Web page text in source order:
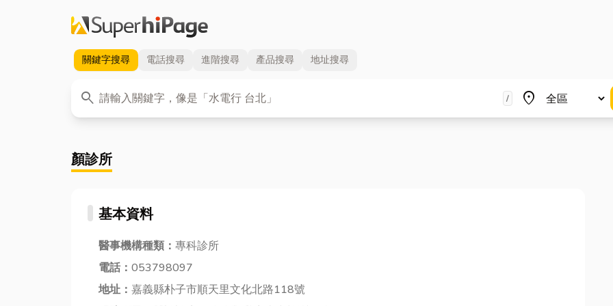
關鍵字搜尋 電話搜尋 進階搜尋 產品搜尋 地址搜尋
search
關鍵字 / place
地區
顏診所
基本資料
醫事機構種類： 專科診所
電話： 053798097
地址： 嘉義縣朴子市順天里文化北路118號